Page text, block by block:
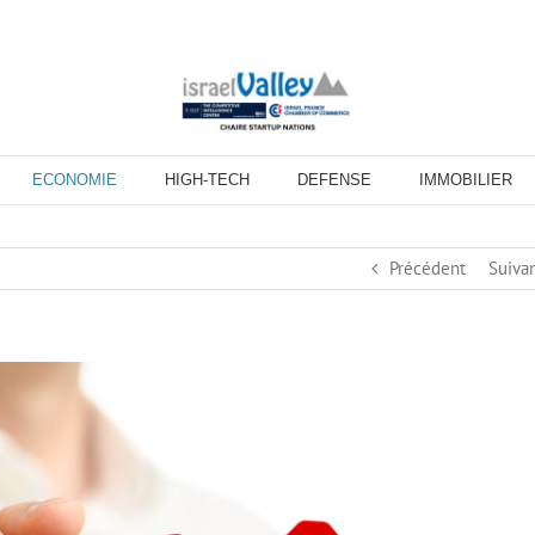
ECONOMIE HIGH-TECH DEFENSE IMMOBILIER
Précédent